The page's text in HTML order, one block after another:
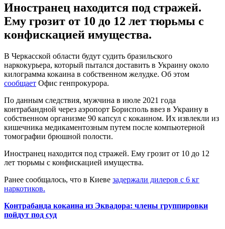
Иностранец находится под стражей.
Ему грозит от 10 до 12 лет тюрьмы с
конфискацией имущества.
В Черкасской области будут судить бразильского
наркокурьера, который пытался доставить в Украину около
килограмма кокаина в собственном желудке. Об этом
сообщает Офис генпрокурора.
По данным следствия, мужчина в июле 2021 года
контрабандной через аэропорт Борисполь ввез в Украину в
собственном организме 90 капсул с кокаином. Их извлекли из
кишечника медикаментозным путем после компьютерной
томографии брюшной полости.
Иностранец находится под стражей. Ему грозит от 10 до 12
лет тюрьмы с конфискацией имущества.
Ранее сообщалось, что в Киеве задержали дилеров с 6 кг
наркотиков.
Контрабанда кокаина из Эквадора: члены группировки
пойдут под суд